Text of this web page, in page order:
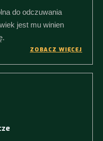
do odczuwania
jest mu winien
ZOBACZ WIĘCEJ